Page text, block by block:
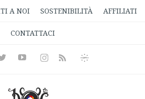
A NOI SOSTENIBILITÀ AFFILIATI
CONTATTACI
TwitterYoutubeInstagramRss
Informativa